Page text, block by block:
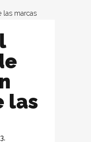
las
,